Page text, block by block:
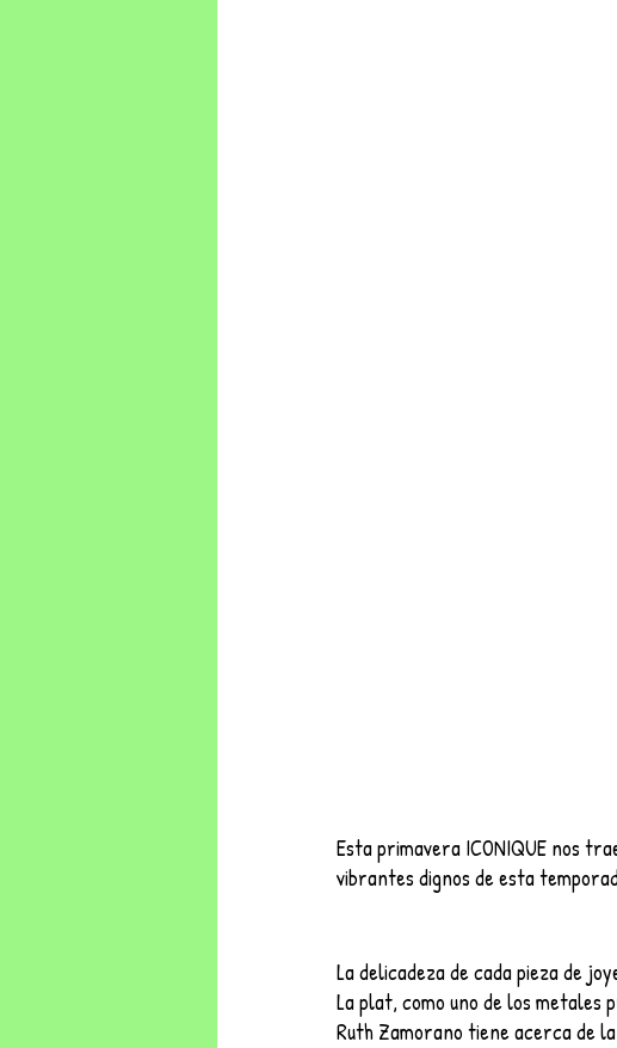
Esta primavera ICONIQUE nos
vibrantes dignos de esta
La delicadeza de cada pieza de
La plat, como uno de los metales
Ruth Zamorano tiene acerca de